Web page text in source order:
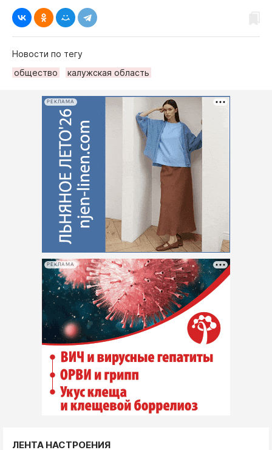
Новости по тегу
общество
калужская область
РЕКЛАМА
РЕКЛАМА
ЛЕНТА НАСТРОЕНИЯ